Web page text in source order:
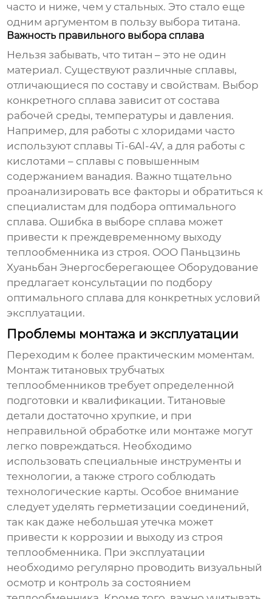
часто и ниже, чем у стальных. Это стало еще
одним аргументом в пользу выбора титана.
Важность правильного выбора сплава
Нельзя забывать, что титан – это не один
материал. Существуют различные сплавы,
отличающиеся по составу и свойствам. Выбор
конкретного сплава зависит от состава
рабочей среды, температуры и давления.
Например, для работы с хлоридами часто
используют сплавы Ti-6Al-4V, а для работы с
кислотами – сплавы с повышенным
содержанием ванадия. Важно тщательно
проанализировать все факторы и обратиться к
специалистам для подбора оптимального
сплава. Ошибка в выборе сплава может
привести к преждевременному выходу
теплообменника из строя. ООО Паньцзинь
Хуаньбан Энергосберегающее Оборудование
предлагает консультации по подбору
оптимального сплава для конкретных условий
эксплуатации.
Проблемы монтажа и эксплуатации
Переходим к более практическим моментам.
Монтажтитановых трубчатых
теплообменников требует определенной
подготовки и квалификации. Титановые
детали достаточно хрупкие, и при
неправильной обработке или монтаже могут
легко повреждаться. Необходимо
использовать специальные инструменты и
технологии, а также строго соблюдать
технологические карты. Особое внимание
следует уделять герметизации соединений,
так как даже небольшая утечка может
привести к коррозии и выходу из строя
теплообменника. При эксплуатации
необходимо регулярно проводить визуальный
осмотр и контроль за состоянием